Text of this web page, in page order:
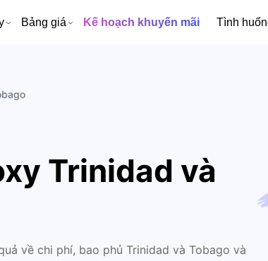
Bảng giá Kế hoạch khuyến mãi Tình
Trinidad và
về chi phí, bao phủ Trinidad và Tobago và